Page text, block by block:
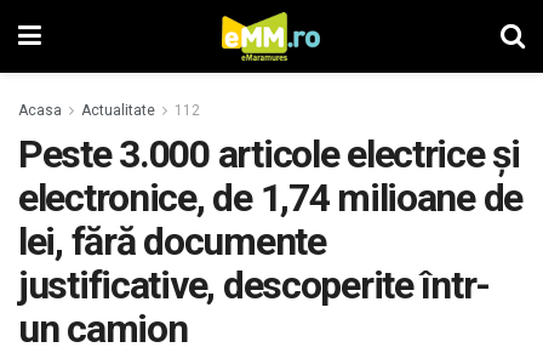
Acasa Actualitate 112
Peste 3.000 articole electrice şi
electronice, de 1,74 milioane de
lei, fără documente
justificative, descoperite într-
un camion